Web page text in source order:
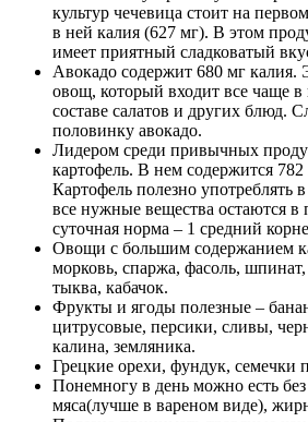
культур чечевица стоит на
в ней калия (627 мг). В этом
имеет приятный сладковатый
Авокадо содержит 680 мг калия.
овощ, который входит все чаще
составе салатов и других блюд.
половинку авокадо.
Лидером среди привычных
картофель. В нем содержится
Картофель полезно употреблять
все нужные вещества остаются в
суточная норма – 1 средний
Овощи с большим содержанием
морковь, спаржа, фасоль,
тыква, кабачок.
Фрукты и ягоды полезные –
цитрусовые, персики, сливы,
калина, земляника.
Грецкие орехи, фундук, семечки
Понемногу в день можно есть
мяса(лучше в вареном виде),